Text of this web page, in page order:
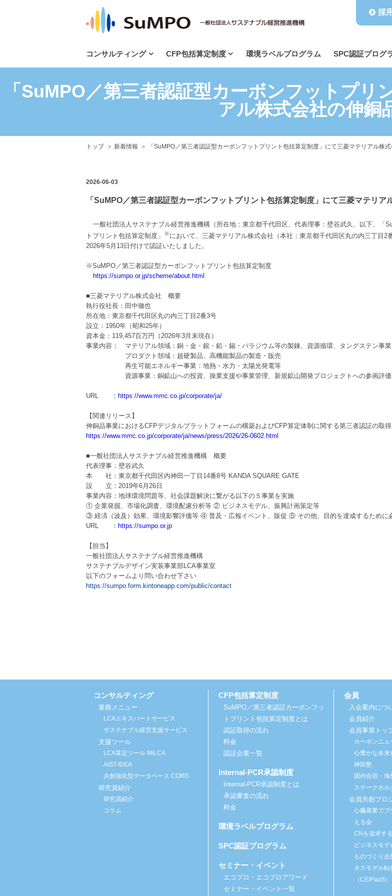
採用
コンサルティング CFP包括算定制度 環境ラベルプログラム SPC認証プログ
「SuMPO／第三者認証型カーボンフットプリ
アル株式会社の伸銅
トップ 新着情報 「SuMPO／第三者認証型カーボンフットプリント包括算定制度」にて三菱マテリアル株
2026-06-03
「SuMPO／第三者認証型カーボンフットプリント包括算定制度」にて三菱マテリア
一般社団法人サステナブル経営推進機構（所在地：東京都千代田区、代表理事：壁谷武久、以下、「
トプリント包括算定制度」
※において、三菱マテリアル株式会社（本社：東京都千代田区丸の内三丁目
2026年5月13日付けで認証いたしました。
※SuMPO／第三者認証型カーボンフットプリント包括算定制度
https://sumpo.or.jp/scheme/about.html
■三菱マテリアル株式会社 概要
執行役社長：田中徹也
所在地：東京都千代田区丸の内三丁目2番3号
設立：1950年（昭和25年）
資本金：119,457百万円（2026年3月末現在）
事業内容： マテリアル領域：銅・金・銀・鉛・錫・パラジウム等の製錬、資源循環、タングステン事
プロダクト領域：超硬製品、高機能製品の製造・販売
再生可能エネルギー事業：地熱・水力・太陽光発電等
資源事業：銅鉱山への投資、操業支援や事業管理、新規鉱山開発プロジェクトへの参画評価
URL ： https://www.mmc.co.jp/corporate/ja/
【関連リリース】
伸銅品事業におけるCFPデジタルプラットフォームの構築およびCFP算定体制に関する第三者認証の取得
https://www.mmc.co.jp/corporate/ja/news/press/2026/26-0602.html
■一般社団法人サステナブル経営推進機構 概要
代表理事：壁谷武久
本 社：東京都千代田区内神田一丁目14番8号 KANDA SQUARE GATE
設 立：2019年6月26日
事業内容：地球環境問題等、社会課題解決に繋がる以下の５事業を実施
① 企業発掘、市場化調査、環境配慮分析等 ② ビジネスモデル、振興計画策定等
③ 経済（波及）効果、環境影響評価等 ④ 普及・広報イベント、販促 ⑤ その他、目的を達成するために
URL ： https://sumpo.or.jp
【担当】
一般社団法人サステナブル経営推進機構
サステナブルデザイン実装事業部LCA事業室
以下のフォームより問い合わせ下さい
https://sumpo.form.kintoneapp.com/public/contact
コンサルティング
業務メニュー
LCAエキスパートサービス
サステナブル経営支援サービス
支援ツール
LCA算定ツール MiLCA
AIST-IDEA
共創強化型データベース CORD
研究員紹介
研究員紹介
コラム
CFP包括算定制度
SuMPO／第三者認証カーボンフッ
トプリント包括算定制度とは
認証取得の流れ
料金
認証企業一覧
Internal-PCR承認制度
Internal-PCR承認制度とは
承認審査の流れ
料金
環境ラベルプログラム
SPC認証プログラム
セミナー・イベント
エコプロ・エコプロアワード
セミナー・イベント一覧
会員
入会案内につ
会員紹介
会員事業トッ
カーボンニュ
心豊かな未来
神田塾
国内合宿・海
ステークホル
会員共創プロ
心臓産業でプ
える会
CNを追求す
ビジネスモデ
ものづくり
ネスモデル転
（CE/PaaS）